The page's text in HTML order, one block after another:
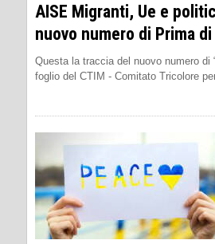
AISE Migranti, Ue e
nuovo numero di Prima
Questa la traccia del nuovo numero di
foglio del CTIM - Comitato Tricolore